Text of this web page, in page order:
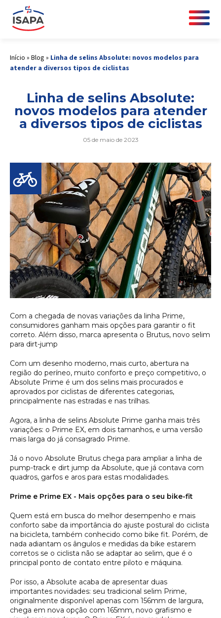
Início » Blog » Linha de selins Absolute: novos modelos para
atender a diversos tipos de ciclistas
Linha de selins Absolute:
novos modelos para atender
a diversos tipos de ciclistas
05 de maio de 2023
Com a chegada de novas variações da linha Prime,
consumidores ganham mais opções para garantir o fit
correto. Além disso, marca apresenta o Brutus, novo selim
para dirt-jump
Com um desenho moderno, mais curto, abertura na
região do períneo, muito conforto e preço competitivo, o
Absolute Prime é um dos selins mais procurados e
aprovados por ciclistas de diferentes categorias,
principalmente nas estradas e nas trilhas.
Agora, a linha de selins Absolute Prime ganha mais três
variações: o Prime EX, em dois tamanhos, e uma versão
mais larga do já consagrado Prime.
Já o novo Absolute Brutus chega para ampliar a linha de
pump-track e dirt jump da Absolute, que já contava com
quadros, garfos e aros para estas modalidades.
Prime e Prime EX - Mais opções para o seu bike-fit
Quem está em busca do melhor desempenho e mais
conforto sabe da importância do ajuste postural do ciclista
na bicicleta, também conhecido como bike fit. Porém, de
nada adiantam os ângulos e medidas da bike estarem
corretos se o ciclista não se adaptar ao selim, que é o
principal ponto de contato entre piloto e máquina.
Por isso, a Absolute acaba de apresentar duas
importantes novidades: seu tradicional selim Prime,
originalmente disponível apenas com 156mm de largura,
chega em nova opção com 165mm, novo grafismo e